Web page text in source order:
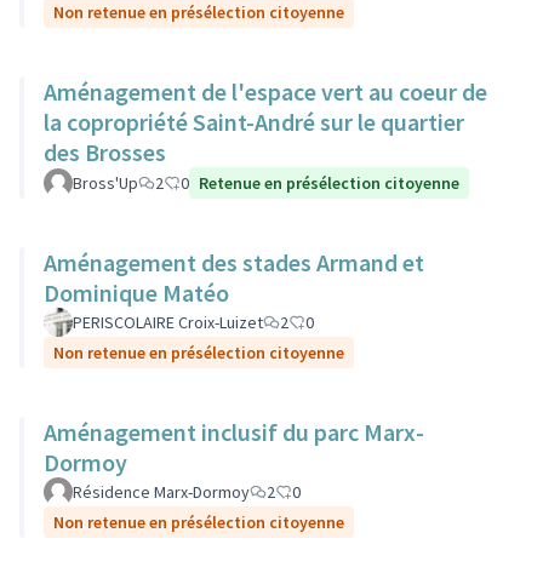
Non retenue en présélection citoyenne
Aménagement de l'espace vert au coeur de
la copropriété Saint-André sur le quartier
des Brosses
Bross'Up 2 0 Retenue en présélection citoyenne
Aménagement des stades Armand et
Dominique Matéo
PERISCOLAIRE Croix-Luizet 2
0
Non retenue en présélection citoyenne
Aménagement inclusif du parc Marx-
Dormoy
Résidence Marx-Dormoy 2
0
Non retenue en présélection citoyenne